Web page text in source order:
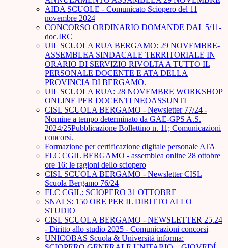
AIDA SCUOLE - Comunicato Sciopero del 11
novembre 2024
CONCORSO ORDINARIO DOMANDE DAL 5/11-
doc.IRC
UIL SCUOLA RUA BERGAMO: 29 NOVEMBRE-
ASSEMBLEA SINDACALE TERRITORIALE IN
ORARIO DI SERVIZIO RIVOLTA A TUTTO IL
PERSONALE DOCENTE E ATA DELLA
PROVINCIA DI BERGAMO.
UIL SCUOLA RUA: 28 NOVEMBRE WORKSHOP
ONLINE PER DOCENTI NEOASSUNTI
CISL SCUOLA BERGAMO - Newsletter 77/24 -
Nomine a tempo determinato da GAE-GPS A.S.
2024/25Pubblicazione Bollettino n. 11; Comunicazioni
concorsi.
Formazione per certificazione digitale personale ATA
FLC CGIL BERGAMO - assemblea online 28 ottobre
ore 16: le ragioni dello sciopero
CISL SCUOLA BERGAMO - Newsletter CISL
Scuola Bergamo 76/24
FLC CGIL: SCIOPERO 31 OTTOBRE
SNALS: 150 ORE PER IL DIRITTO ALLO
STUDIO
CISL SCUOLA BERGAMO - NEWSLETTER 25.24
- Diritto allo studio 2025 - Comunicazioni concorsi
UNICOBAS Scuola & Università informa: